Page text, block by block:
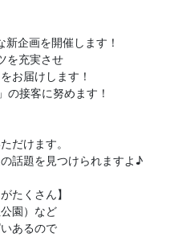
新企画を開催します！
を充実させ
届けします！
の接客に努めます！
だけます。
話題を見つけられますよ♪
たくさん】
園）など
あるので